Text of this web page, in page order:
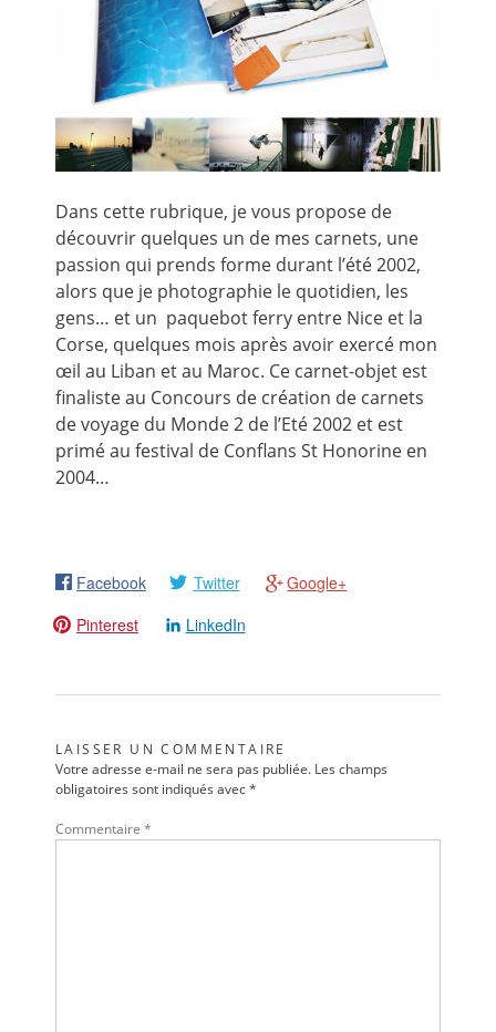
Dans cette rubrique, je vous propose de
découvrir quelques un de mes carnets, une
passion qui prends forme durant l’été 2002,
alors que je photographie le quotidien, les
gens… et un paquebot ferry entre Nice et la
Corse, quelques mois après avoir exercé mon
œil au Liban et au Maroc. Ce carnet-objet est
finaliste au Concours de création de carnets
de voyage du Monde 2 de l’Eté 2002 et est
primé au festival de Conflans St Honorine en
2004…
Facebook Twitter
Google+
Pinterest
LinkedIn
LAISSER UN COMMENTAIRE
Votre adresse e-mail ne sera pas publiée. Les champs
obligatoires sont indiqués avec*
Commentaire *